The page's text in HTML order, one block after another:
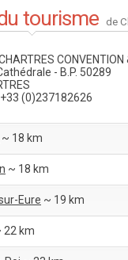
tourisme de
- B.P. 50289
(0)237182626
~ 18 km
~ 18 km
Eure ~ 19 km
22 km